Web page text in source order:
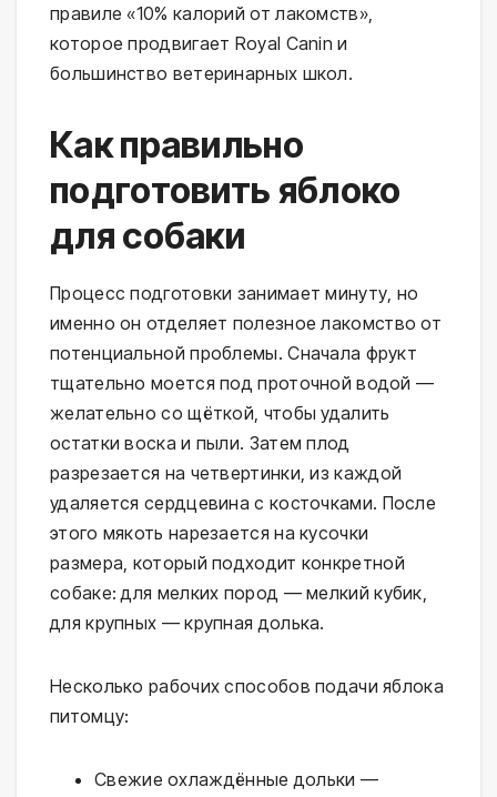
правиле «10% калорий от лакомств»,
которое продвигает Royal Canin и
большинство ветеринарных школ.
Как правильно
подготовить яблоко
для собаки
Процесс подготовки занимает минуту, но
именно он отделяет полезное лакомство от
потенциальной проблемы. Сначала фрукт
тщательно моется под проточной водой —
желательно со щёткой, чтобы удалить
остатки воска и пыли. Затем плод
разрезается на четвертинки, из каждой
удаляется сердцевина с косточками. После
этого мякоть нарезается на кусочки
размера, который подходит конкретной
собаке: для мелких пород — мелкий кубик,
для крупных — крупная долька.
Несколько рабочих способов подачи яблока
питомцу:
Свежие охлаждённые дольки —